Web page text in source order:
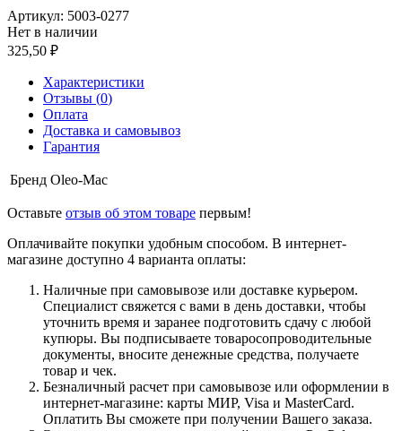
Артикул: 5003-0277
Нет в наличии
325,50
Характеристики
Отзывы (0)
Оплата
Доставка и самовывоз
Гарантия
Бренд Oleo-Mac
Оставьте отзыв об этом товаре первым!
Оплачивайте покупки удобным способом. В интернет-
магазине доступно 4 варианта оплаты:
Наличные при самовывозе или доставке курьером.
Специалист свяжется с вами в день доставки, чтобы
уточнить время и заранее подготовить сдачу с любой
купюры. Вы подписываете товаросопроводительные
документы, вносите денежные средства, получаете
товар и чек.
Безналичный расчет при самовывозе или оформлении в
интернет-магазине: карты МИР, Visa и MasterCard.
Оплатить Вы сможете при получении Вашего заказа.